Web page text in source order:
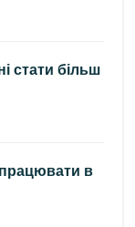
стати більш
в